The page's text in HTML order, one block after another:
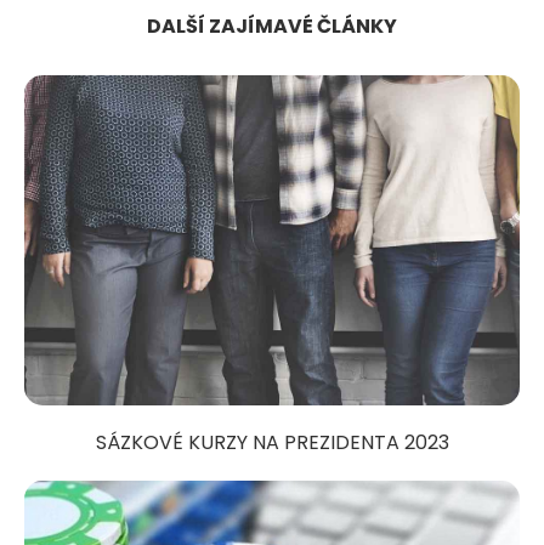
DALŠÍ ZAJÍMAVÉ ČLÁNKY
SÁZKOVÉ KURZY NA PREZIDENTA 2023